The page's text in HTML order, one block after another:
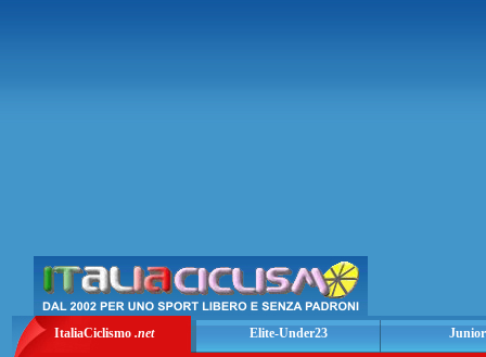
ItaliaCiclismo .net Elite-Under23